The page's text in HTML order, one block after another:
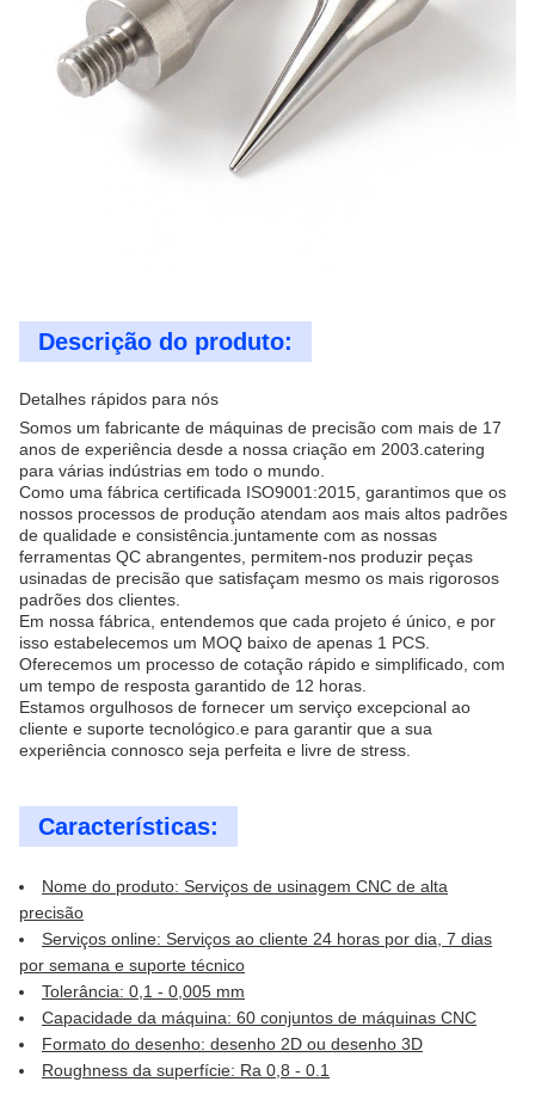
Descrição do produto:
Detalhes rápidos para nós
Somos um fabricante de máquinas de precisão com mais de 17
anos de experiência desde a nossa criação em 2003.catering
para várias indústrias em todo o mundo.
Como uma fábrica certificada ISO9001:2015, garantimos que os
nossos processos de produção atendam aos mais altos padrões
de qualidade e consistência.juntamente com as nossas
ferramentas QC abrangentes, permitem-nos produzir peças
usinadas de precisão que satisfaçam mesmo os mais rigorosos
padrões dos clientes.
Em nossa fábrica, entendemos que cada projeto é único, e por
isso estabelecemos um MOQ baixo de apenas 1 PCS.
Oferecemos um processo de cotação rápido e simplificado, com
um tempo de resposta garantido de 12 horas.
Estamos orgulhosos de fornecer um serviço excepcional ao
cliente e suporte tecnológico.e para garantir que a sua
experiência connosco seja perfeita e livre de stress.
Características:
Nome do produto: Serviços de usinagem CNC de alta
precisão
Serviços online: Serviços ao cliente 24 horas por dia, 7 dias
por semana e suporte técnico
Tolerância: 0,1 - 0,005 mm
Capacidade da máquina: 60 conjuntos de máquinas CNC
Formato do desenho: desenho 2D ou desenho 3D
Roughness da superfície: Ra 0,8 - 0.1